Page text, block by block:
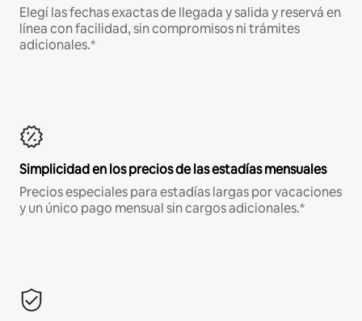
Elegí las fechas exactas de llegada y salida y reservá en
línea con facilidad, sin compromisos ni trámites
adicionales.*
Simplicidad en los precios de las estadías mensuales
Precios especiales para estadías largas por vacaciones
y un único pago mensual sin cargos adicionales.*